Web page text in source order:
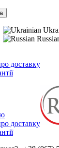
доставку
доставку